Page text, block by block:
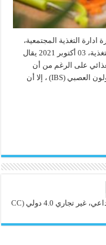
التغذية المجتمعية،
مستشفى توام، الامين العام لجمعية الامارات للتغذية، 03 أكتوبر 2021 يقال
على الرغم من أن
الأطعمة قد تؤدي إلى ظهورأعراض متلازمة القولون العصبي (IBS) ، إلا أن
تجاري 4.0 دولي
(CC